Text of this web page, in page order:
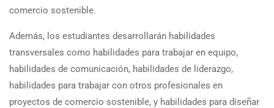
comercio sostenible.
Además, los estudiantes desarrollarán habilidades
transversales como habilidades para trabajar en equipo,
habilidades de comunicación, habilidades de liderazgo,
habilidades para trabajar con otros profesionales en
proyectos de comercio sostenible, y habilidades para diseñar